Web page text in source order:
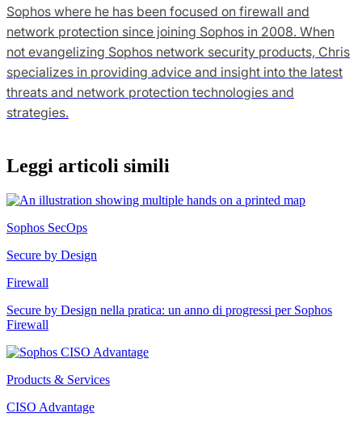
Sophos where he has been focused on firewall and
network protection since joining Sophos in 2008. When
not evangelizing Sophos network security products, Chris
specializes in providing advice and insight into the latest
threats and network protection technologies and
strategies.
Leggi articoli simili
Sophos SecOps
Secure by Design
Firewall
Secure by Design nella pratica: un anno di progressi per Sophos
Firewall
Products & Services
CISO Advantage